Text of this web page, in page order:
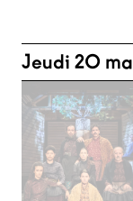
Jeudi 20